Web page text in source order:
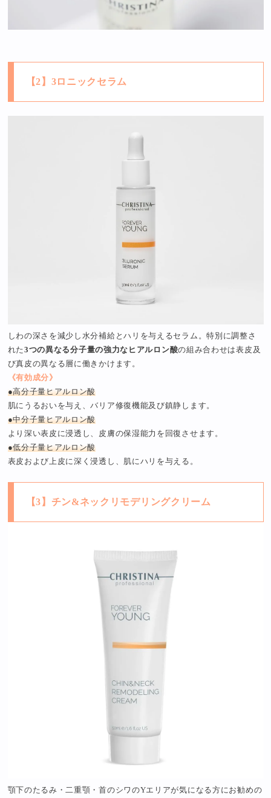
【2】3ロニックセラム
しわの深さを減少し水分補給とハリを与えるセラム。特別に調整さ
れた3つの異なる分子量の強力なヒアルロン酸の組み合わせは表皮及
び真皮の異なる層に働きかけます。
《有効成分》
●高分子量ヒアルロン酸
肌にうるおいを与え、バリア修復機能及び鎮静します。
●中分子量ヒアルロン酸
より深い表皮に浸透し、皮膚の保湿能力を回復させます。
●低分子量ヒアルロン酸
表皮および上皮に深く浸透し、肌にハリを与える。
【3】チン&ネックリモデリングクリーム
顎下のたるみ・二重顎・首のシワのYエリアが気になる方にお勧めの